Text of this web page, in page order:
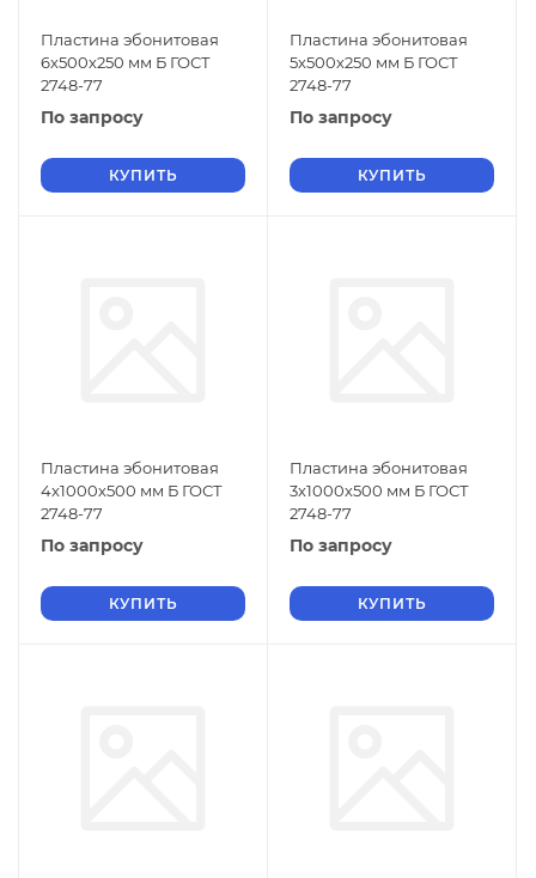
Пластина эбонитовая
6х500х250 мм Б ГОСТ
2748-77
По запросу
КУПИТЬ
Пластина эбонитовая
5х500х250 мм Б ГОСТ
2748-77
По запросу
КУПИТЬ
Пластина эбонитовая
4х1000х500 мм Б ГОСТ
2748-77
По запросу
КУПИТЬ
Пластина эбонитовая
3х1000х500 мм Б ГОСТ
2748-77
По запросу
КУПИТЬ